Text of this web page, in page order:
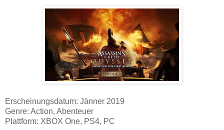
Erscheinungsdatum: Jänner 2019
Genre: Action, Abenteuer
Plattform: XBOX One, PS4, PC